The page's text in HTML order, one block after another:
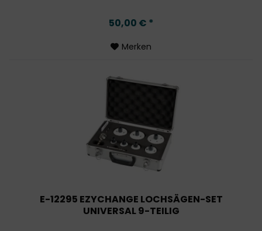
50,00 € *
Merken
E-12295 EZYCHANGE LOCHSÄGEN-SET
UNIVERSAL 9-TEILIG